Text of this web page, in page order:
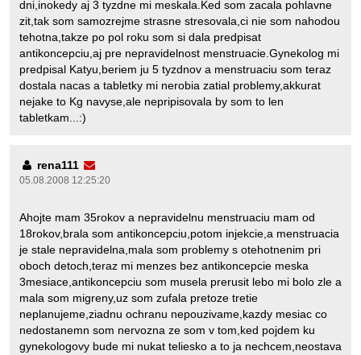
dni,inokedy aj 3 tyzdne mi meskala.Ked som zacala pohlavne
zit,tak som samozrejme strasne stresovala,ci nie som nahodou
tehotna,takze po pol roku som si dala predpisat
antikoncepciu,aj pre nepravidelnost menstruacie.Gynekolog mi
predpisal Katyu,beriem ju 5 tyzdnov a menstruaciu som teraz
dostala nacas a tabletky mi nerobia zatial problemy,akkurat
nejake to Kg navyse,ale nepripisovala by som to len
tabletkam...:)
rena111
05.08.2008 12:25:20
Ahojte mam 35rokov a nepravidelnu menstruaciu mam od
18rokov,brala som antikoncepciu,potom injekcie,a menstruacia
je stale nepravidelna,mala som problemy s otehotnenim pri
oboch detoch,teraz mi menzes bez antikoncepcie meska
3mesiace,antikoncepciu som musela prerusit lebo mi bolo zle a
mala som migreny,uz som zufala pretoze tretie
neplanujeme,ziadnu ochranu nepouzivame,kazdy mesiac co
nedostanemn som nervozna ze som v tom,ked pojdem ku
gynekologovy bude mi nukat teliesko a to ja nechcem,neostava